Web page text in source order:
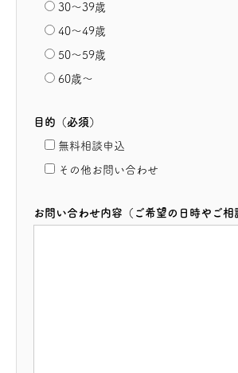
30～39歳
40～49歳
50～59歳
60歳～
目的（必須）
無料相談申込
その他お問い合わせ
お問い合わせ内容（ご希望の日時やご相